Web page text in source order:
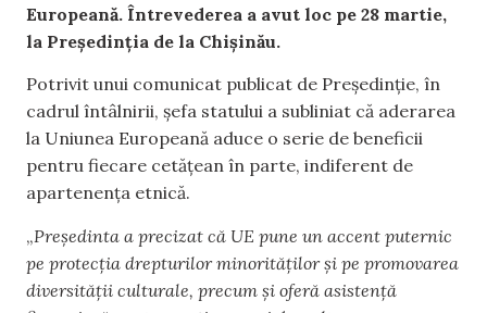
Europeană. Întrevederea a avut loc pe 28 martie,
la Președinția de la Chișinău.
Potrivit unui comunicat publicat de Președinție, în
cadrul întâlnirii, șefa statului a subliniat că aderarea
la Uniunea Europeană aduce o serie de beneficii
pentru fiecare cetățean în parte, indiferent de
apartenența etnică.
„Președinta a precizat că UE pune un accent puternic
pe protecția drepturilor minorităților și pe promovarea
diversității culturale, precum și oferă asistență